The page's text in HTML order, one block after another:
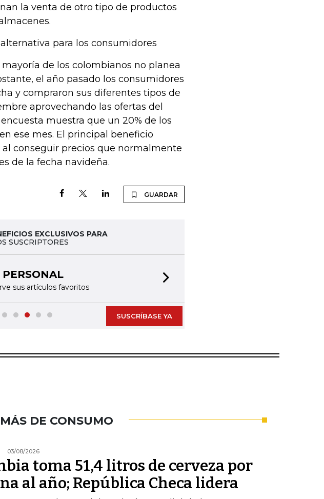
la venta de otro tipo de productos
para los consumidores
de los colombianos no planea
el año pasado los consumidores
y compraron sus diferentes tipos de
aprovechando las ofertas del
muestra que un 20% de los
ese mes. El principal beneficio
conseguir precios que normalmente
de la fecha navideña.
GUARDAR
EXCLUSIVOS PARA
SUSCRIPTORES
sus artículos favoritos
SUSCRÍBASE YA
MÁS DE CONSUMO
03/08/2026
toma 51,4 litros de cerveza por
al año; República Checa lidera